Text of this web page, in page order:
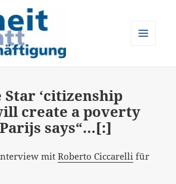
Star ‘citizenship
create a poverty
says“…[:]
mitRoberto Ciccarelli für